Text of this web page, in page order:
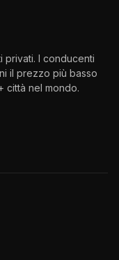
privati. I conducenti
il prezzo più basso
città nel mondo.